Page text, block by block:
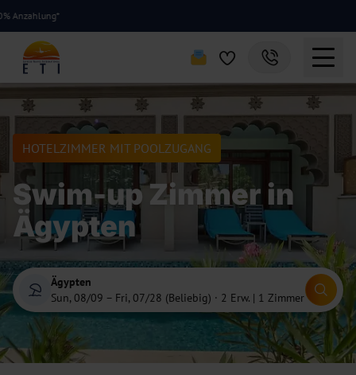
HOTELZIMMER MIT POOLZUGANG
Swim-up Zimmer in
Ägypten
Ägypten
Sun, 08/09 – Fri, 07/28 (Beliebig) · 2 Erw. | 1 Zimmer